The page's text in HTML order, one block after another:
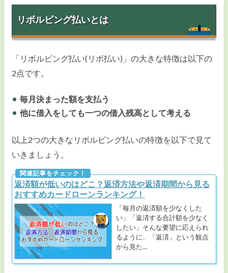
リボルビング払いとは
「リボルビング払い(リボ払い)」の大きな特徴は以下の
2点です。
毎月決まった額を支払う
他に借入をしても一つの借入残高として考える
以上2つの大きなリボルビング払いの特徴を以下で見て
いきましょう。
返済額が低いのはどこ？返済方法や返済期間から見る
おすすめカードローンランキング！
「毎月の返済額を少なくした
い」「返済する合計額を少なく
したい」そんな要望に応えられ
るように、「返済」という観点
から見た…